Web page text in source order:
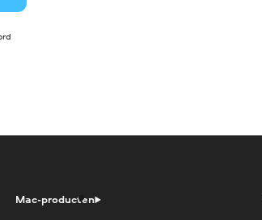
Mac-producten